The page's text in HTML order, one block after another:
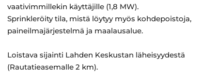
vaativimmillekin käyttäjille (1,8 MW).
Sprinkleröity tila, mistä löytyy myös kohdepoistoja,
paineilmajärjestelmä ja maalausalue.
Loistava sijainti Lahden Keskustan läheisyydestä
(Rautatieasemalle 2 km).